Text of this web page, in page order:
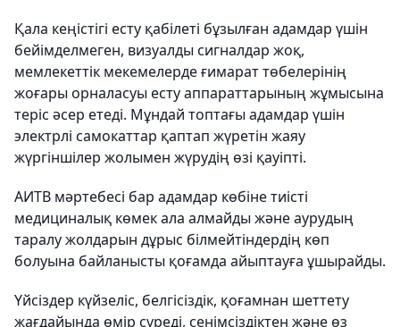
Қала кеңістігі есту қабілеті бұзылған адамдар үшін
бейімделмеген, визуалды сигналдар жоқ,
мемлекеттік мекемелерде ғимарат төбелерінің
жоғары орналасуы есту аппараттарының жұмысына
теріс әсер етеді. Мұндай топтағы адамдар үшін
электрлі самокаттар қаптап жүретін жаяу
жүргіншілер жолымен жүрудің өзі қауіпті.
АИТВ мәртебесі бар адамдар көбіне тиісті
медициналық көмек ала алмайды және аурудың
таралу жолдарын дұрыс білмейтіндердің көп
болуына байланысты қоғамда айыптауға ұшырайды.
Үйсіздер күйзеліс, белгісіздік, қоғамнан шеттету
жағдайында өмір сүреді, сенімсіздіктен және өз